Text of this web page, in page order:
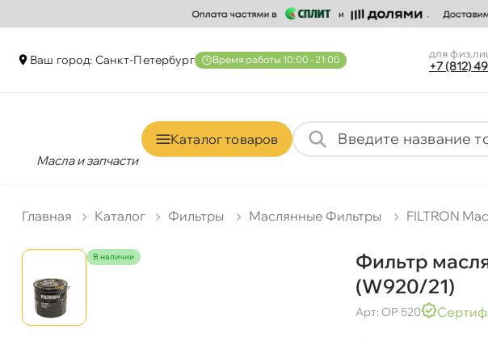
аш город: Санкт-Петербур ремя работы 10:00 - 21:00 для
+7 (812)
Масла и запчасти
Каталог товаро
Главная Катало Фильтры Маслянные Фильтры FILTRON
наличии
Фильтр
(W920/21)
Арт: OP 520